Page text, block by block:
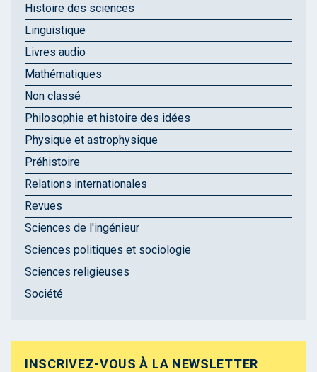
Histoire des sciences
Linguistique
Livres audio
Mathématiques
Non classé
Philosophie et histoire des idées
Physique et astrophysique
Préhistoire
Relations internationales
Revues
Sciences de l'ingénieur
Sciences politiques et sociologie
Sciences religieuses
Société
INSCRIVEZ-VOUS À LA NEWSLETTER